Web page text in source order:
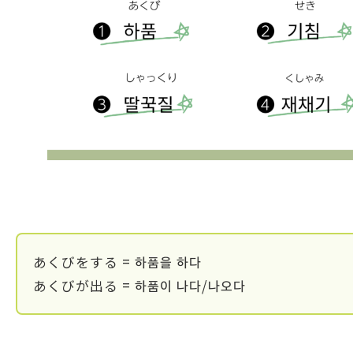
あくびをする = 하품을 하다
あくびが出る = 하품이 나다/나오다